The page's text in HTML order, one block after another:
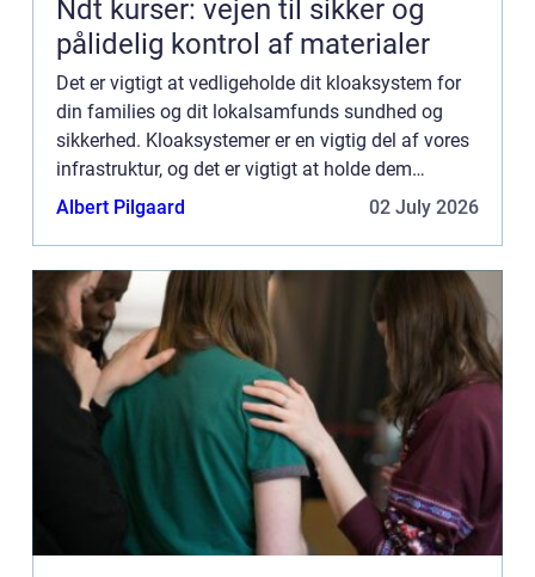
Ndt kurser: vejen til sikker og
pålidelig kontrol af materialer
Det er vigtigt at vedligeholde dit kloaksystem for
din families og dit lokalsamfunds sundhed og
sikkerhed. Kloaksystemer er en vigtig del af vores
infrastruktur, og det er vigtigt at holde dem
velfungerende. Et korrekt fungerende kloaksystem
Albert Pilgaard 02 July 2026